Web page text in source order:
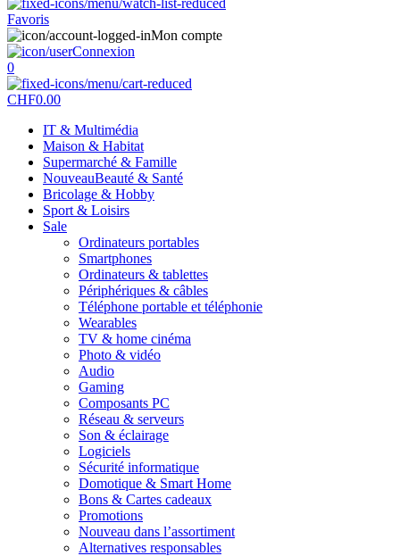
Favoris
Mon compte
Connexion
0
CHF0.00
IT & Multimédia
Maison & Habitat
Supermarché & Famille
NouveauBeauté & Santé
Bricolage & Hobby
Sport & Loisirs
Sale
Ordinateurs portables
Smartphones
Ordinateurs & tablettes
Périphériques & câbles
Téléphone portable et téléphonie
Wearables
TV & home cinéma
Photo & vidéo
Audio
Gaming
Composants PC
Réseau & serveurs
Son & éclairage
Logiciels
Sécurité informatique
Domotique & Smart Home
Bons & Cartes cadeaux
Promotions
Nouveau dans l’assortiment
Alternatives responsables